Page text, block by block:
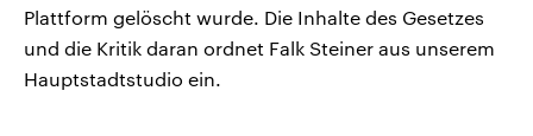
Plattform gelöscht wurde. Die Inhalte des Gesetzes
und die Kritik daran ordnet Falk Steiner aus unserem
Hauptstadtstudio ein.